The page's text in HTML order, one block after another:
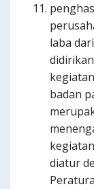
laba
badan
diatur